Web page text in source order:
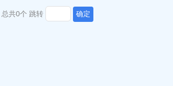
总共0个 跳转 确定